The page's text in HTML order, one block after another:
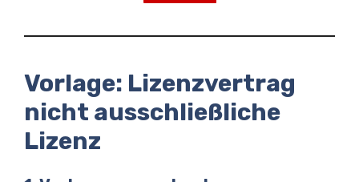
Vorlage: Lizenzvertrag
nicht ausschließliche
Lizenz